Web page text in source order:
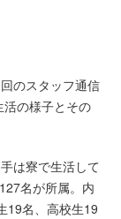
のスタッフ通信
の様子とその
は寮で生活して
名が所属。内
19名、高校生19